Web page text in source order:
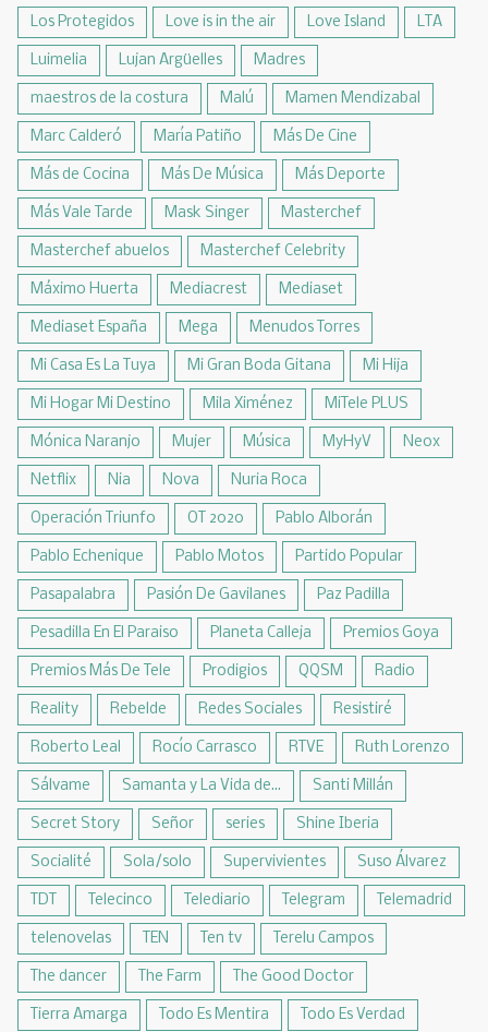
Los Protegidos Love is in the air Love Island LTA
Luimelia Lujan Argüelles Madres
maestros de la costura Malú Mamen Mendizabal
Marc Calderó María Patiño Más De Cine
Más de Cocina Más De Música Más Deporte
Más Vale Tarde Mask Singer Masterchef
Masterchef abuelos Masterchef Celebrity
Máximo Huerta Mediacrest Mediaset
Mediaset España Mega Menudos Torres
Mi Casa Es La Tuya Mi Gran Boda Gitana Mi Hija
Mi Hogar Mi Destino Mila Ximénez MiTele PLUS
Mónica Naranjo Mujer Música MyHyV Neox
Netflix Nia Nova Nuria Roca
Operación Triunfo OT 2020 Pablo Alborán
Pablo Echenique Pablo Motos Partido Popular
Pasapalabra Pasión De Gavilanes Paz Padilla
Pesadilla En El Paraiso Planeta Calleja Premios Goya
Premios Más De Tele Prodigios QQSM Radio
Reality Rebelde Redes Sociales Resistiré
Roberto Leal Rocío Carrasco RTVE Ruth Lorenzo
Sálvame Samanta y La Vida de... Santi Millán
Secret Story Señor series Shine Iberia
Socialité Sola/solo Supervivientes Suso Álvarez
TDT Telecinco Telediario Telegram Telemadrid
telenovelas TEN Ten tv Terelu Campos
The dancer The Farm The Good Doctor
Tierra Amarga Todo Es Mentira Todo Es Verdad